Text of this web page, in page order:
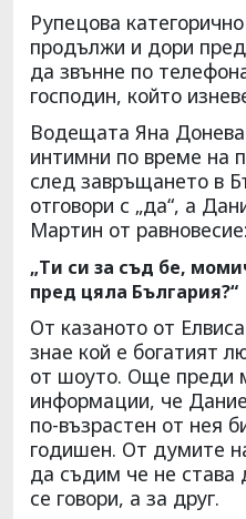
Рупецова
продължи и дори
да звънне по
господин, който
Водещата Яна
интимни по време на
след завръщането в
отговори с „да“, а
Мартин от равновесие:
„Ти си за съд бе,
пред цяла България?“
От казаното от
знае кой е богатият
от шоуто. Още преди
информации, че
по-възрастен от нея
годишен. От думите
да съдим че не става
се говори, а за друг.